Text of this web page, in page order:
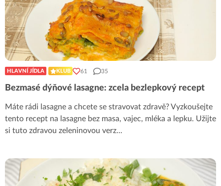
HLAVNÍ JÍDLA KLUB 61 35
Bezmasé dýňové lasagne: zcela bezlepkový recept
Máte rádi lasagne a chcete se stravovat zdravě? Vyzkoušejte
tento recept na lasagne bez masa, vajec, mléka a lepku. Užijte
si tuto zdravou zeleninovou verz...